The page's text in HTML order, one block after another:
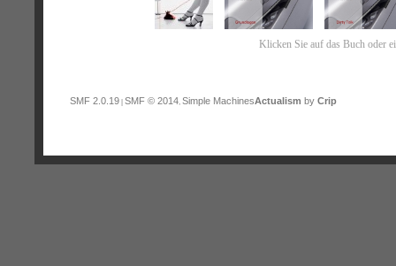
Klicken Sie auf das Buch oder
SMF 2.0.19 | SMF © 2014 Simple MachinesActualism by Crip